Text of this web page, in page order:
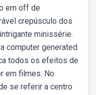
em off de
crepúsculo dos
minissérie.
computer generated
todos os efeitos de
em filmes. No
se referir a centro